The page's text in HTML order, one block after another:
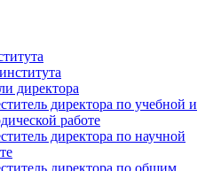
директора
директора по учебной и
работе
директора по научной
директора по общим